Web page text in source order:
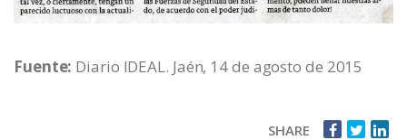
Fuente: Diario IDEAL. Jaén, 14 de agosto de 2015
SHARE